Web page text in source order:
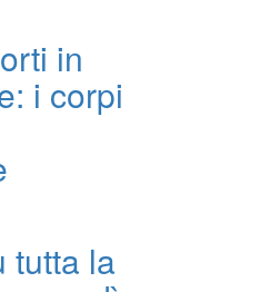
in
i corpi
tutta la